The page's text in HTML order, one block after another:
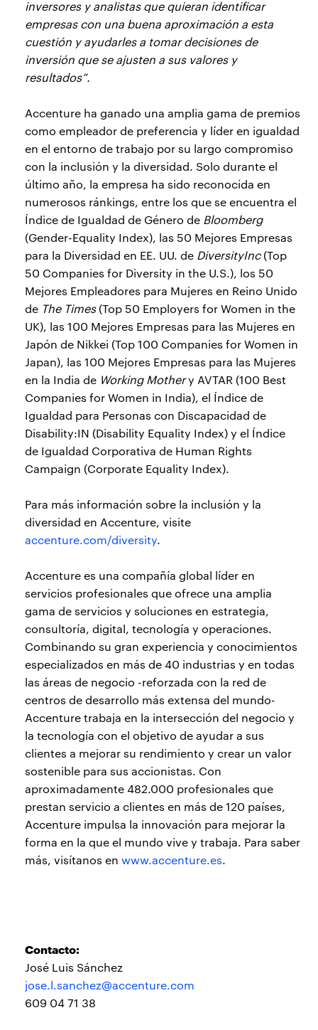
inversores y analistas que quieran identificar
empresas con una buena aproximación a esta
cuestión y ayudarles a tomar decisiones de
inversión que se ajusten a sus valores y
resultados”.
Accenture ha ganado una amplia gama de premios
como empleador de preferencia y líder en igualdad
en el entorno de trabajo por su largo compromiso
con la inclusión y la diversidad. Solo durante el
último año, la empresa ha sido reconocida en
numerosos ránkings, entre los que se encuentra el
Índice de Igualdad de Género de Bloomberg
(Gender-Equality Index), las 50 Mejores Empresas
para la Diversidad en EE. UU. de DiversityInc(Top
50 Companies for Diversity in the U.S.), los 50
Mejores Empleadores para Mujeres en Reino Unido
de The Times(Top 50 Employers for Women in the
UK), las 100 Mejores Empresas para las Mujeres en
Japón de Nikkei (Top 100 Companies for Women in
Japan), las 100 Mejores Empresas para las Mujeres
en la India de Working Mothery AVTAR (100 Best
Companies for Women in India), el Índice de
Igualdad para Personas con Discapacidad de
Disability:IN (Disability Equality Index) y el Índice
de Igualdad Corporativa de Human Rights
Campaign (Corporate Equality Index).
Para más información sobre la inclusión y la
diversidad en Accenture, visite
accenture.com/diversity.
Accenture es una compañía global líder en
servicios profesionales que ofrece una amplia
gama de servicios y soluciones en estrategia,
consultoría, digital, tecnología y operaciones.
Combinando su gran experiencia y conocimientos
especializados en más de 40 industrias y en todas
las áreas de negocio -reforzada con la red de
centros de desarrollo más extensa del mundo-
Accenture trabaja en la intersección del negocio y
la tecnología con el objetivo de ayudar a sus
clientes a mejorar su rendimiento y crear un valor
sostenible para sus accionistas. Con
aproximadamente 482.000 profesionales que
prestan servicio a clientes en más de 120 países,
Accenture impulsa la innovación para mejorar la
forma en la que el mundo vive y trabaja. Para saber
más, visítanos en www.accenture.es.
Contacto:
José Luis Sánchez
jose.l.sanchez@accenture.com
609 04 71 38